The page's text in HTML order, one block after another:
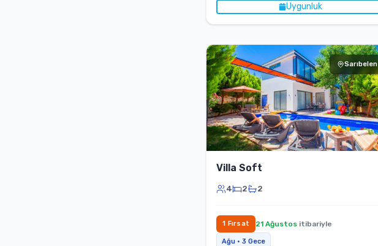
Uygunluk
Sarıbelen
Villa Soft
4 2 2
1 Fırsat 21 Ağustos itibariyle
Ağu • 3 Gece